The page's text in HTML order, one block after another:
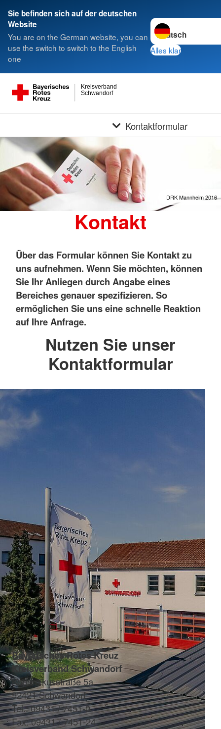
Sie befinden sich auf der deutschen
Website
You are on the German website, you can
use the switch to switch to the English
one
Sprache wechseln
Alles klar
Schwandorf
Kreisverband
Kontaktformular
DRK Mannheim 2016
Kontakt
Über das Formular können Sie Kontakt zu
uns aufnehmen. Wenn Sie möchten, können
Sie Ihr Anliegen durch Angabe eines
Bereiches genauer spezifizieren. So
ermöglichen Sie uns eine schnelle Reaktion
auf Ihre Anfrage.
Nutzen Sie unser
Kontaktformular
Bayerisches Rotes Kreuz
Kreisverband Schwandorf
Kopernikusstraße 5a
92421 Schwandorf
Tel.: 09431 / 7451-0
Fax: 09431 / 7451-24